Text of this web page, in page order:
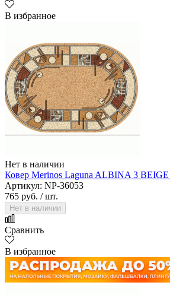
В избранное
Нет в наличии
Ковер Merinos Laguna ALBINA 3
Артикул: NP-36053
765 руб. / шт.
Нет в наличии
Сравнить
В избранное